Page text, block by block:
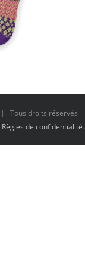
| Tous droits réservés
Règles de confidentialité